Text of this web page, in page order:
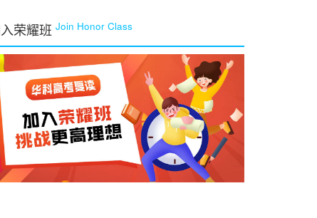
荣耀班 Join Honor Class